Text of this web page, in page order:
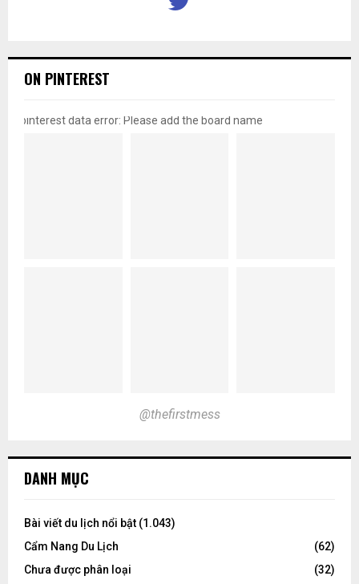
ON PINTEREST
pinterest data error: Please add the board name
@thefirstmess
DANH MỤC
Bài viết du lịch nổi bật (1.043)
Cẩm Nang Du Lịch
(62)
Chưa được phân loại
(32)